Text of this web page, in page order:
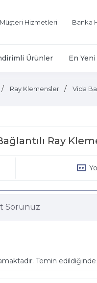
Müşteri Hizmetleri Banka
Ürünler En
Ray Klemensler Vida
Ray
Sorunuz
Temin edildiğinde